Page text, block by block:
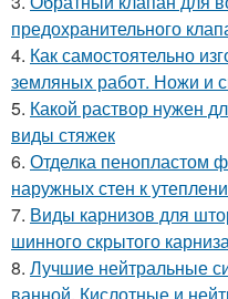
предохранительного
4. Как самостоятельно
земляных работ. Ножи и
5. Какой раствор нужен
виды стяжек
6. Отделка пенопластом
наружных стен к
7. Виды карнизов для
шинного скрытого
8. Лучшие нейтральные
ванной. Кислотные и